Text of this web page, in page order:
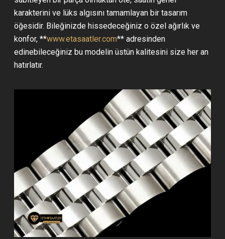
karakterini ve lüks algısını tamamlayan bir tasarım
öğesidir. Bileğinizde hissedeceğiniz o özel ağırlık ve
konfor, **www.etasaatler.com** adresinden
edinebileceğiniz bu modelin üstün kalitesini size her an
hatırlatır.